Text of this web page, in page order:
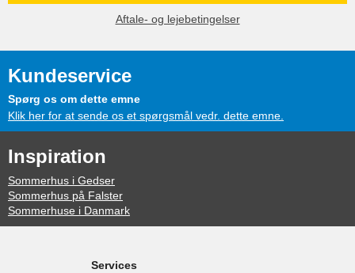
Aftale- og lejebetingelser
Kundeservice
Spørg os om dette emne
Klik her for at sende os et spørgsmål vedr. dette emne.
Inspiration
Sommerhus i Gedser
Sommerhus på Falster
Sommerhuse i Danmark
Services